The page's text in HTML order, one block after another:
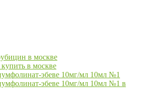
в москве
в москве
эбеве 10мг/мл 10мл №1
эбеве 10мг/мл 10мл №1 в